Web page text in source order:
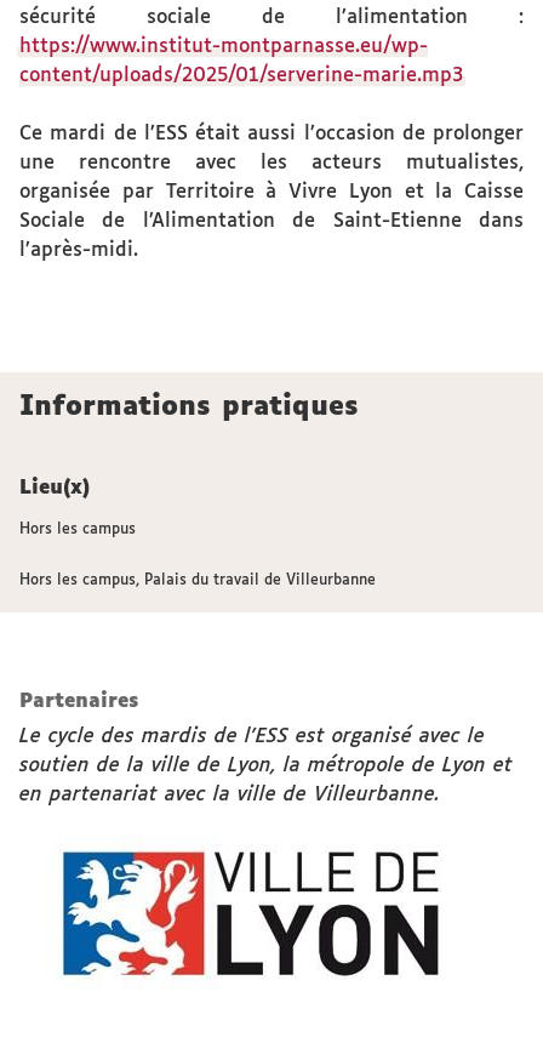
sécurité sociale de l’alimentation :
https://www.institut-montparnasse.eu/wp-
content/uploads/2025/01/serverine-marie.mp3
Ce mardi de l’ESS était aussi l’occasion de prolonger
une rencontre avec les acteurs mutualistes,
organisée par Territoire à Vivre Lyon et la Caisse
Sociale de l’Alimentation de Saint-Etienne dans
l’après-midi.
Informations pratiques
Lieu(x)
Hors les campus
Hors les campus, Palais du travail de Villeurbanne
Partenaires
Le cycle des mardis de l'ESS est organisé avec le
soutien de la ville de Lyon, la métropole de Lyon et
en partenariat avec la ville de Villeurbanne.